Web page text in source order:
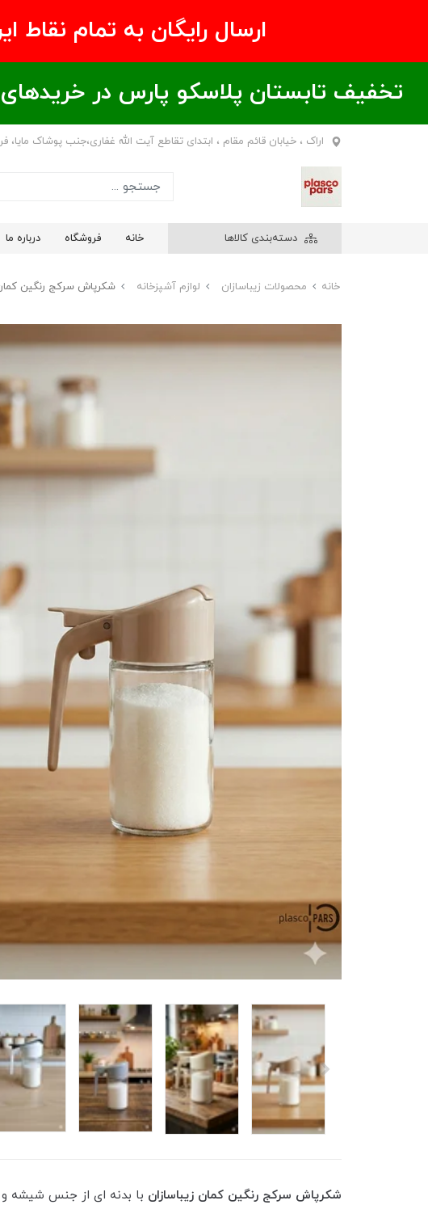
ارسال رایگان به تمام نقاط ایران در
تخفیف تابستان پلاسکو پارس در خریدهای بالای ۶00 هزار تومان / خرید بیشتر =
اراک ، خیابان قائم مقام ، ابتدای تقاطع آیت الله غفاری،جنب پوشاک مایا،
دسته‌بندی کالاها خانه فروشگاه درباره ما
خانه محصولات زیباسازان لوازم آشپزخانه شکرپاش سرکج رنگین کمان
شکرپاش سرکج رنگین کمان زیباسازان با بدنه ای از جنس شیشه و